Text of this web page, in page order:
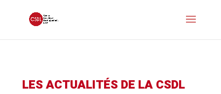
LES ACTUALITÉS DE LA CSDL